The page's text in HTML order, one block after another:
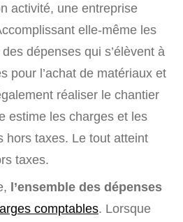
activité, une entreprise
elle-même les
dépenses qui s’élèvent à
pour l’achat de matériaux et
réaliser le chantier
estime les charges et les
hors taxes. Le tout atteint
taxes.
l’ensemble des dépenses
comptables. Lorsque